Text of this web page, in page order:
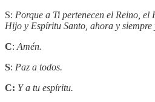
S: Porque a Ti pertenecen el Reino,
Hijo y Espíritu Santo, ahora y siempre
C: Amén.
S: Paz a todos.
C: Y a tu espíritu.